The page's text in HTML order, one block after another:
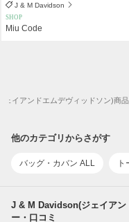
J & M Davidson
SHOP
Miu Code
ェイアンドエムデヴィッドソン)商
他のカテゴリからさがす
バッグ・カバン ALL
J & M Davidson(ジェイアン
ー・口コミ